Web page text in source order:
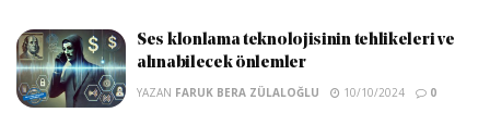
Ses klonlama teknolojisinin tehlikeleri ve
alınabilecek önlemler
YAZAN FARUK BERA ZÜLALOĞLU 10/10/2024 0